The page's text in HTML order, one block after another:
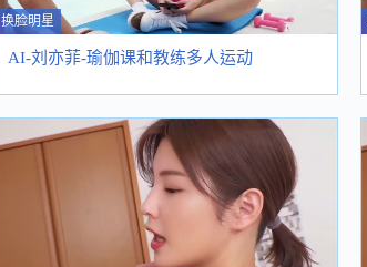
换脸明星
AI-刘亦菲-瑜伽课和教练多人运动